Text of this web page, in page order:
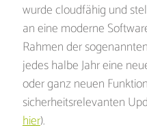
wurde cloudfähig und
an eine moderne
Rahmen der
jedes halbe Jahr eine
oder ganz neuen
sicherheitsrelevanten
hier).